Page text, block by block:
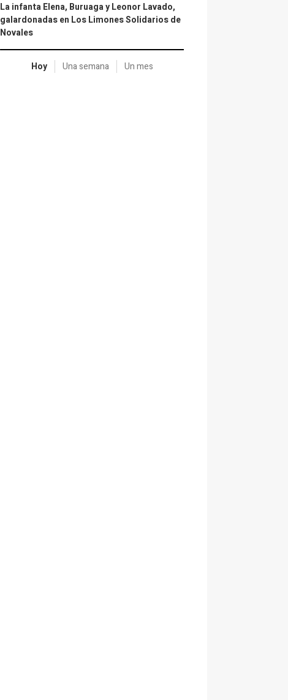
La infanta Elena, Buruaga y Leonor Lavado,
galardonadas en Los Limones Solidarios de
Novales
Hoy Una semana Un mes